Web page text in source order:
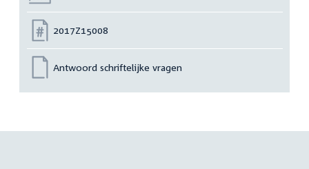
Nummer:
2017Z15008
Antwoord schriftelijke vragen